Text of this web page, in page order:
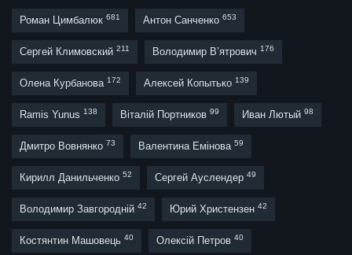
Роман Цимбалюк 681 Антон Санченко 653
Сергей Климовский 211 Володимир В’ятрович 176
Олена Курбанова 172 Алексей Копытько 139
Ramis Yunus 138 Віталій Портников 99 Иван Лютый 98
Дмитро Вовнянко 73 Валентина Емінова 59
Кирилл Данильченко 52 Сергей Ауслендер 49
Володимир Завгородній 42 Юрий Христензен 42
Костянтин Машовець 40 Олексій Петров 40